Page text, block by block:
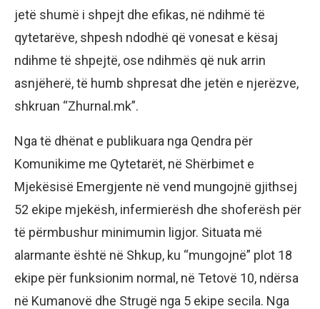
jetë shumë i shpejt dhe efikas, në ndihmë të
qytetarëve, shpesh ndodhë që vonesat e kësaj
ndihme të shpejtë, ose ndihmës që nuk arrin
asnjëherë, të humb shpresat dhe jetën e njerëzve,
shkruan “Zhurnal.mk”.
Nga të dhënat e publikuara nga Qendra për
Komunikime me Qytetarët, në Shërbimet e
Mjekësisë Emergjente në vend mungojnë gjithsej
52 ekipe mjekësh, infermierësh dhe shoferësh për
të përmbushur minimumin ligjor. Situata më
alarmante është në Shkup, ku “mungojnë” plot 18
ekipe për funksionim normal, në Tetovë 10, ndërsa
në Kumanovë dhe Strugë nga 5 ekipe secila. Nga